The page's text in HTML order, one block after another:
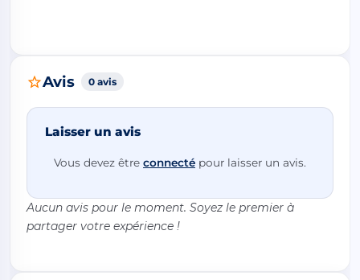
Avis 0 avis
Laisser un avis
Vous devez être connecté pour laisser un avis.
Aucun avis pour le moment. Soyez le premier à
partager votre expérience !